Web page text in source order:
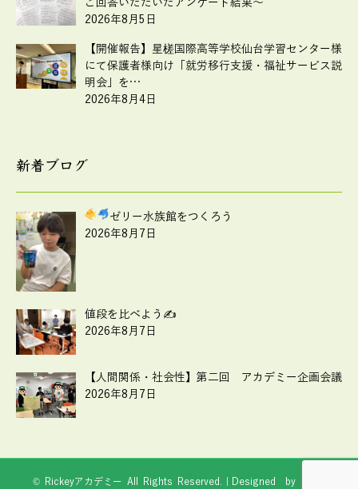
ご回答いただいたアンケート結果～
2026年8月5日
【開催報告】星槎国際高等学校仙台学習センター様
にて保護者様向け「就労移行支援・福祉サービス説
明会」を…
2026年8月4日
新着ブログ
ゼリー水族館をつくろう
2026年8月7日
値段を比べよう✍
2026年8月7日
【人間関係・社会性】第二回 アカデミー企画会議
2026年8月7日
© Rickeyアカデミー All Rights Reserved.｜Designed by